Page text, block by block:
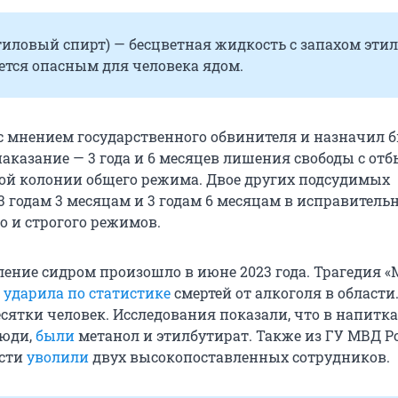
спирт) — бесцветная жидкость с запахом
опасным для человека ядом.
мнением государственного обвинителя и назначил
— 3 года и 6 месяцев лишения свободы с
колонии общего режима. Двое других подсудимых
годам 3 месяцам и 3 годам 6 месяцам в
и строгого режимов.
сидром произошло в июне 2023 года. Трагедия
ударила по статистикесмертей от алкоголя в
человек. Исследования показали, что в
былиметанол и этилбутират. Также из ГУ МВД
уволилидвух высокопоставленных сотрудников.